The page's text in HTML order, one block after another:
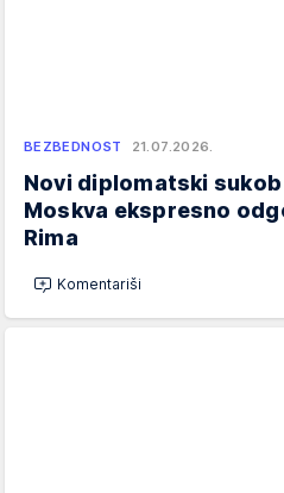
BEZBEDNOST 21.07.2026.
Novi diplomatski
Moskva ekspresno
Rima
Komentariši